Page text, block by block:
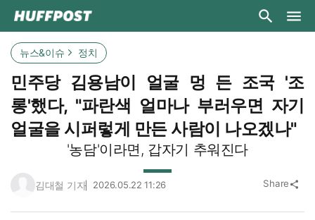
뉴스&이슈 정치
민주당 김용남이 얼굴 멍 든 조국 '조
롱'했다, "파란색 얼마나 부러우면 자기
얼굴을 시퍼렇게 만든 사람이 나오겠나"
'농담'이라면, 갑자기 추워진다
김대철 기자 2026.05.22 11:26 Share share